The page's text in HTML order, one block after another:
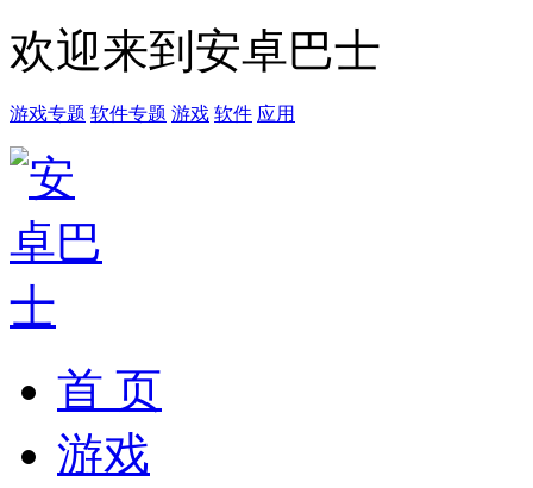
欢迎来到安卓巴士
游戏专题 软件专题 游戏 软件 应用
首 页
游戏